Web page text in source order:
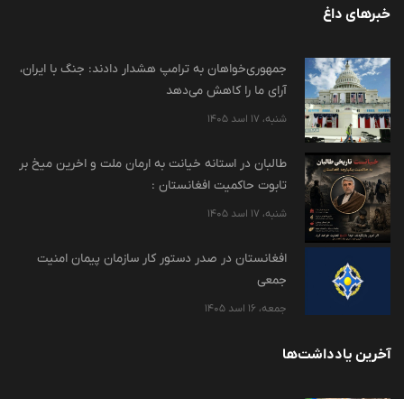
خبرهای داغ
جمهوری‌خواهان به ترامپ هشدار دادند: جنگ با ایران،
آرای ما را کاهش می‌دهد
شنبه، 17 اسد 1405
طالبان در استانه خیانت به ارمان ملت و اخرین میخ بر
تابوت حاکمیت افغانستان :
شنبه، 17 اسد 1405
افغانستان در صدر دستور کار سازمان پیمان امنیت
جمعی
جمعه، 16 اسد 1405
آخرین یادداشت‌ها